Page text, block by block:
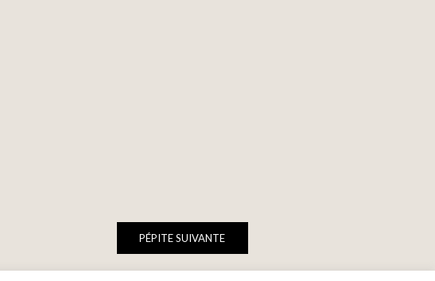
PÉPITE SUIVANTE